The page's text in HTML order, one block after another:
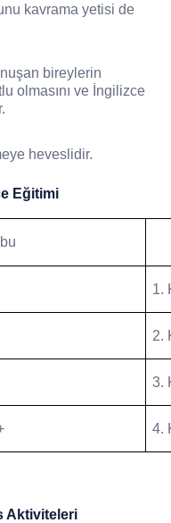
kavrama yetisi de
bireylerin
olmasını ve İngilizce
heveslidir.
Eğitimi
1.
2.
3.
4.
Aktiviteleri